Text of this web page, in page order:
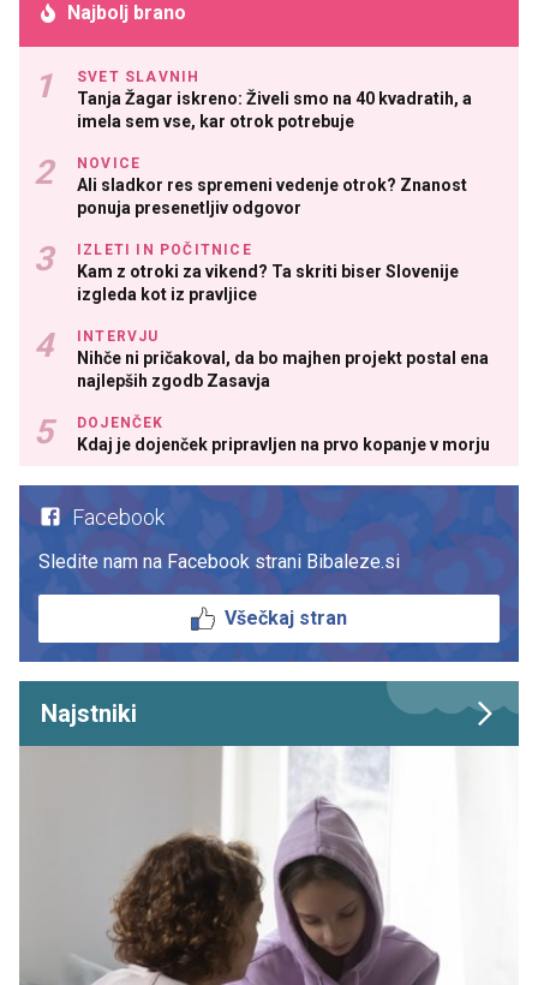
Najbolj brano
SVET SLAVNIH
Tanja Žagar iskreno: Živeli smo na 40 kvadratih, a
imela sem vse, kar otrok potrebuje
NOVICE
Ali sladkor res spremeni vedenje otrok? Znanost
ponuja presenetljiv odgovor
IZLETI IN POČITNICE
Kam z otroki za vikend? Ta skriti biser Slovenije
izgleda kot iz pravljice
INTERVJU
Nihče ni pričakoval, da bo majhen projekt postal ena
najlepših zgodb Zasavja
DOJENČEK
Kdaj je dojenček pripravljen na prvo kopanje v morju
Facebook
Sledite nam na Facebook strani Bibaleze.si
Všečkaj stran
Najstniki